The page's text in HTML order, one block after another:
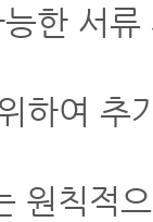
한 서류
하여 추
원칙적